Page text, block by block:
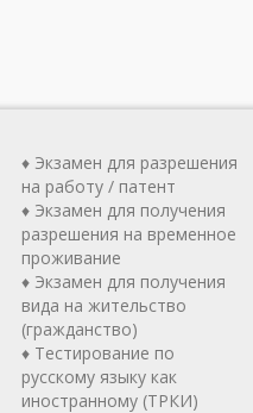
♦ Экзамен для разрешения
на работу / патент
♦ Экзамен для получения
разрешения на временное
проживание
♦ Экзамен для получения
вида на жительство
(гражданство)
♦ Тестирование по
русскому языку как
иностранному (ТРКИ)